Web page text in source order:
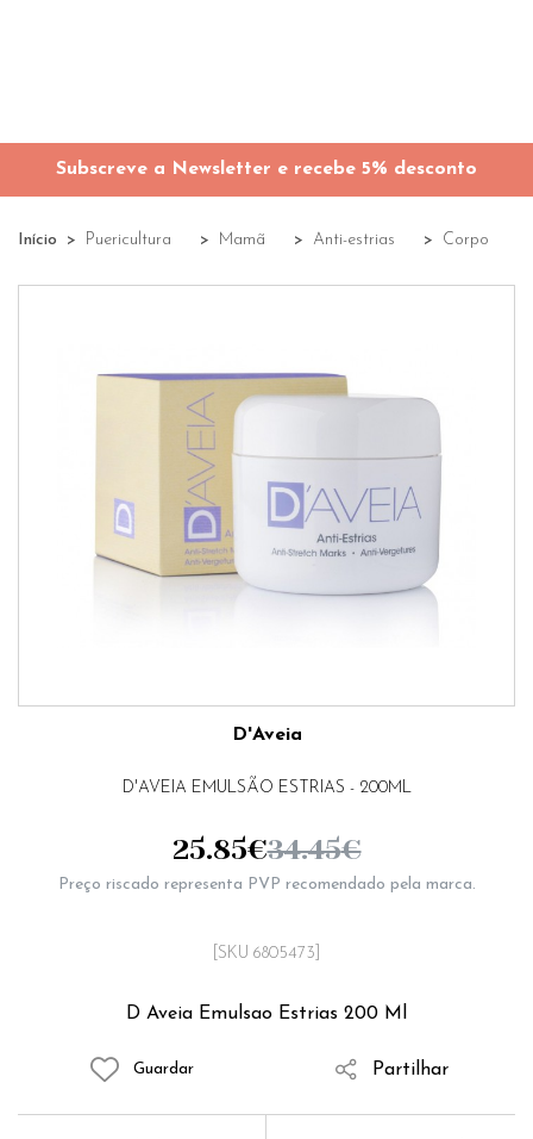
Subscreve a Newsletter e recebe 5% desconto
Início Puericultura Mamã Anti-estrias Corpo
D'Aveia
D'AVEIA EMULSÃO ESTRIAS - 200ML
D Aveia Emulsao Estrias 200 Ml
[SKU 6805473]
25.85€34.45€
Preço riscado representa PVP recomendado pela marca.
Guardar Partilhar